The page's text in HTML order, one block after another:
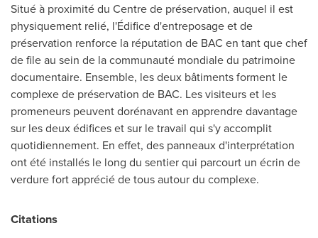
Situé à proximité du Centre de préservation, auquel il est
physiquement relié, l'Édifice d'entreposage et de
préservation renforce la réputation de BAC en tant que chef
de file au sein de la communauté mondiale du patrimoine
documentaire. Ensemble, les deux bâtiments forment le
complexe de préservation de BAC. Les visiteurs et les
promeneurs peuvent dorénavant en apprendre davantage
sur les deux édifices et sur le travail qui s'y accomplit
quotidiennement. En effet, des panneaux d'interprétation
ont été installés le long du sentier qui parcourt un écrin de
verdure fort apprécié de tous autour du complexe.
Citations